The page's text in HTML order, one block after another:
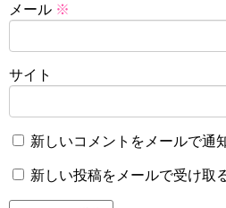
メール ※
サイト
新しいコメントをメールで通
新しい投稿をメールで受け取